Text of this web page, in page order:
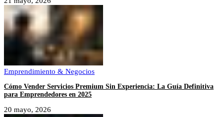
Emprendimiento & Negocios
Cómo Vender Servicios Premium Sin Experiencia: La Guía Definitiva
para Emprendedores en 2025
20 mayo, 2026